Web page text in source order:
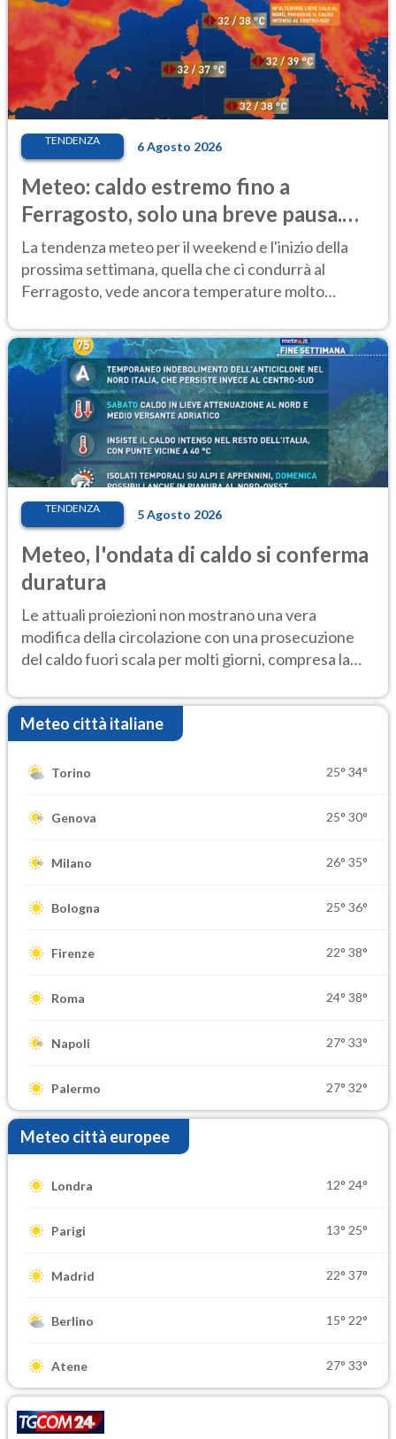
TENDENZA 6 Agosto 2026
Meteo: caldo estremo fino a
Ferragosto, solo una breve pausa.
Ecco dove
La tendenza meteo per il weekend e l'inizio della
prossima settimana, quella che ci condurrà al
Ferragosto, vede ancora temperature molto
TENDENZA 5 Agosto 2026
Meteo, l'ondata di caldo si conferma
duratura
Le attuali proiezioni non mostrano una vera
modifica della circolazione con una prosecuzione
del caldo fuori scala per molti giorni, compresa la
Meteo città italiane
Torino 25° 34°
Genova 25° 30°
Milano 26° 35°
Bologna 25° 36°
Firenze 22° 38°
Roma 24° 38°
Napoli 27° 33°
Palermo 27° 32°
Meteo città europee
Londra 12° 24°
Parigi 13° 25°
Madrid 22° 37°
Berlino 15° 22°
Atene 27° 33°